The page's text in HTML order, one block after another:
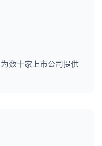
数十家上市公司提供